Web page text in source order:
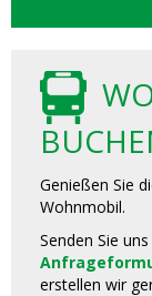
Genießen Sie
Wohnmobil.
Senden Sie
erstellen wir